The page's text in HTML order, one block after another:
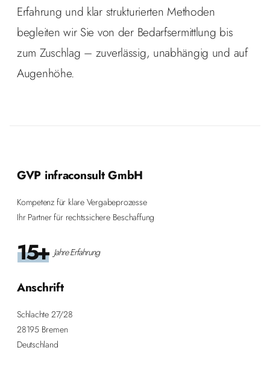
Erfahrung und klar strukturierten Methoden
begleiten wir Sie von der Bedarfsermittlung bis
zum Zuschlag – zuverlässig, unabhängig und auf
Augenhöhe.
GVP infraconsult GmbH
Kompetenz für klare Vergabeprozesse
Ihr Partner für rechtssichere Beschaffung
15+ Jahre Erfahrung
Anschrift
Schlachte 27/28
28195 Bremen
Deutschland